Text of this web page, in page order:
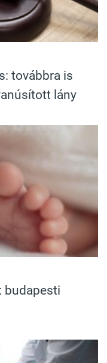
továbbra is
lány
budapesti